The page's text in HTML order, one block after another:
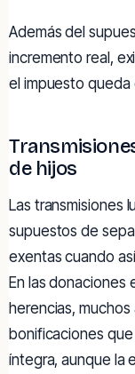
Además del
incremento real,
el impuesto
de hijos
Las transmisiones
supuestos de
exentas cuando
En las donaciones
herencias,
bonificaciones
íntegra, aunque la